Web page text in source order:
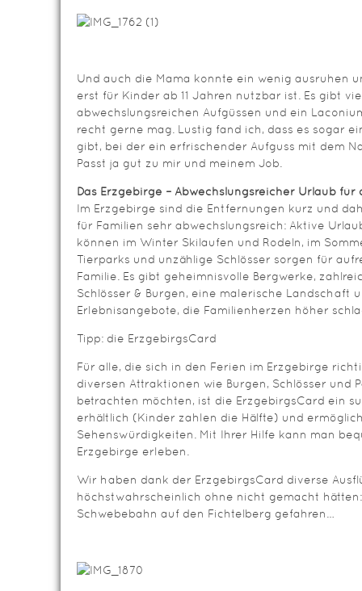
Und auch die Mama konnte ein wenig ausruhen
erst für Kinder ab 11 Jahren nutzbar ist. Es gibt
abwechslungsreichen Aufgüssen und ein
recht gerne mag. Lustig fand ich, dass es sogar
gibt, bei der ein erfrischender Aufguss mit dem
Passt ja gut zu mir und meinem Job.
Das Erzgebirge – Abwechslungsreicher Urlaub für
Im Erzgebirge sind die Entfernungen kurz und
für Familien sehr abwechslungsreich: Aktive
können im Winter Skilaufen und Rodeln, im
Tierparks und unzählige Schlösser sorgen für
Familie. Es gibt geheimnisvolle Bergwerke,
Schlösser & Burgen, eine malerische Landschaft
Erlebnisangebote, die Familienherzen höher
Tipp: die ErzgebirgsCard
Für alle, die sich in den Ferien im Erzgebirge
diversen Attraktionen wie Burgen, Schlösser und
betrachten möchten, ist die ErzgebirgsCard ein
erhältlich (Kinder zahlen die Hälfte) und
Sehenswürdigkeiten. Mit Ihrer Hilfe kann man
Erzgebirge erleben.
Wir haben dank der ErzgebirgsCard diverse
höchstwahrscheinlich ohne nicht gemacht
Schwebebahn auf den Fichtelberg gefahren…